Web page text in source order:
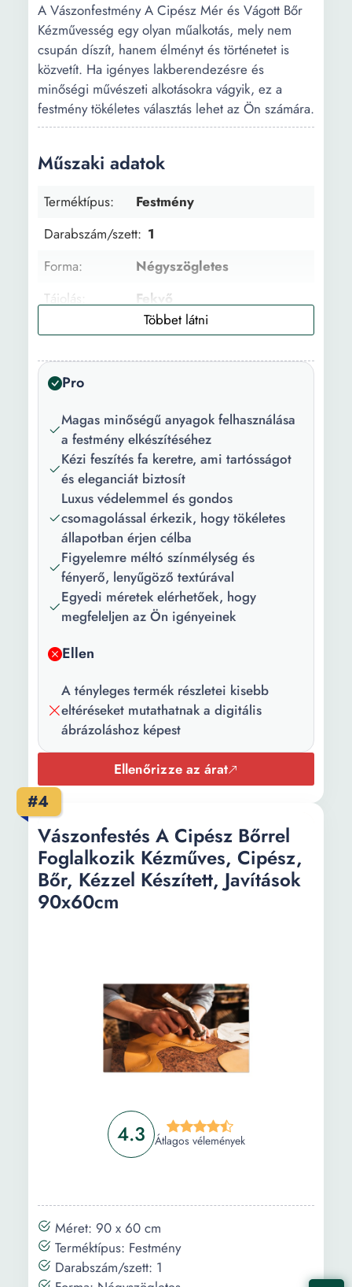
A Vászonfestmény A Cipész Mér és Vágott Bőr
Kézművesség egy olyan műalkotás, mely nem
csupán díszít, hanem élményt és történetet is
közvetít. Ha igényes lakberendezésre és
minőségi művészeti alkotásokra vágyik, ez a
festmény tökéletes választás lehet az Ön számára.
Műszaki adatok
Terméktípus:
Festmény
Darabszám/szett: 1
Forma:
Négyszögletes
Tájolás:
Fekvő
Keret típus:
Kerettel
Technika:
Digitális nyomat
Anyag:
Festmény
anyag:
Vászon
Keret anyaga:
Fából készült
Festék típusa:
Tinta
Részletek:
100% Romániában készült
Rögzítő
rendszer:
Tartalmaz
További
információ:
Szagtalan tinta; Élénk
Hosszúság:
25 cm
Szélesség:
40 cm
1 darab festmény
Pro
Magas minőségű anyagok felhasználása
a festmény elkészítéséhez
Kézi feszítés fa keretre, ami tartósságot
és eleganciát biztosít
Luxus védelemmel és gondos
csomagolással érkezik, hogy tökéletes
állapotban érjen célba
Figyelemre méltó színmélység és
fényerő, lenyűgöző textúrával
Egyedi méretek elérhetőek, hogy
megfeleljen az Ön igényeinek
Ellen
A tényleges termék részletei kisebb
eltéréseket mutathatnak a digitális
ábrázoláshoz képest
Ellenőrizze az árat
#4
4.3 Átlagos vélemények
Vászonfestés A Cipész Bőrrel
Foglalkozik Kézműves, Cipész,
Bőr, Kézzel Készített, Javítások
90x60cm
Méret: 90 x 60 cm
Terméktípus: Festmény
Darabszám/szett: 1